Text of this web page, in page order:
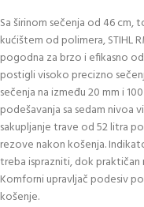
Sa širinom sečenja od 46 cm,
kućištem od polimera, STIHL
pogodna za brzo i efikasno
postigli visoko precizno
sečenja na između 20 mm i
podešavanja sa sedam nivoa
sakupljanje trave od 52 litra
rezove nakon košenja.
treba isprazniti, dok praktičan
Komforni upravljač podesiv
košenje.